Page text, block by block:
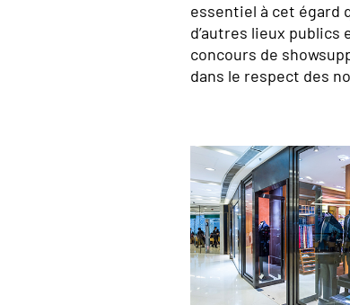
essentiel à cet égard
d’autres lieux
concours de
dans le respect des